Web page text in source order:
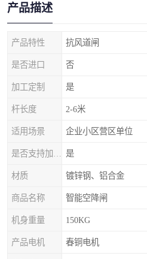
产品描述
产品特性 抗风道闸
是否进口 否
加工定制 是
杆长度 2-6米
适用场景 企业小区营区单位
是
材质 镀锌钢、铝合金
商品名称 智能空降闸
机身重量 150KG
产品电机 春铜电机